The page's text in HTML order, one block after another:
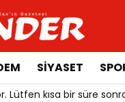
SİYASET
Lütfen kısa bir süre